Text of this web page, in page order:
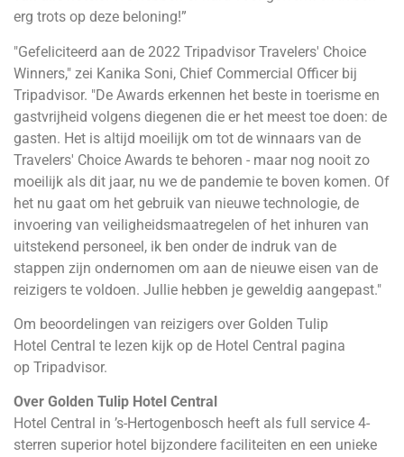
erg trots op deze beloning!”
"Gefeliciteerd aan de 2022 Tripadvisor Travelers' Choice
Winners," zei Kanika Soni, Chief Commercial Officer bij
Tripadvisor. "De Awards erkennen het beste in toerisme en
gastvrijheid volgens diegenen die er het meest toe doen: de
gasten. Het is altijd moeilijk om tot de winnaars van de
Travelers' Choice Awards te behoren - maar nog nooit zo
moeilijk als dit jaar, nu we de pandemie te boven komen. Of
het nu gaat om het gebruik van nieuwe technologie, de
invoering van veiligheidsmaatregelen of het inhuren van
uitstekend personeel, ik ben onder de indruk van de
stappen zijn ondernomen om aan de nieuwe eisen van de
reizigers te voldoen. Jullie hebben je geweldig aangepast."
Om beoordelingen van reizigers over Golden Tulip
Hotel Central te lezen kijk op de Hotel Central pagina
op Tripadvisor.
Over Golden Tulip Hotel Central
Hotel Central in ’s-Hertogenbosch heeft als full service 4-
sterren superior hotel bijzondere faciliteiten en een unieke